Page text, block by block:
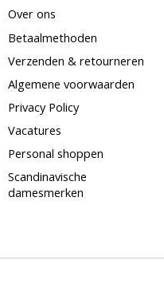
Over ons
Betaalmethoden
Verzenden & retourneren
Algemene voorwaarden
Privacy Policy
Vacatures
Personal shoppen
Scandinavische
damesmerken